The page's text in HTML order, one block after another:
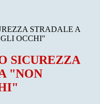
STRADALE A
OCCHI"
SICUREZZA
"NON